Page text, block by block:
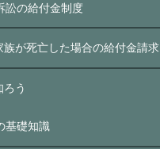
訟の給付金制度
族が死亡した場合の給付金請求
ろう
基礎知識